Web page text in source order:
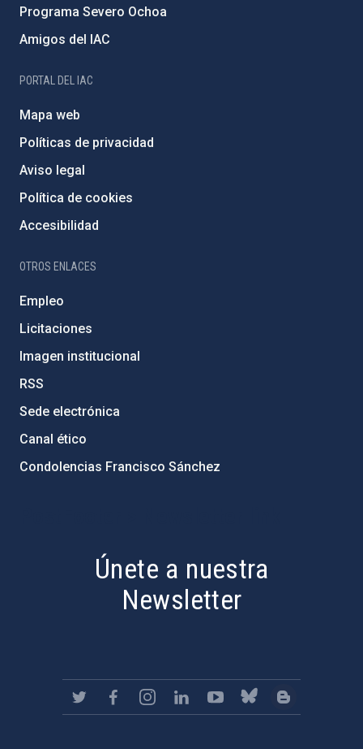
Programa Severo Ochoa
Amigos del IAC
PORTAL DEL IAC
Mapa web
Políticas de privacidad
Aviso legal
Política de cookies
Accesibilidad
OTROS ENLACES
Empleo
Licitaciones
Imagen institucional
RSS
Sede electrónica
Canal ético
Condolencias Francisco Sánchez
Únete a nuestra
Newsletter